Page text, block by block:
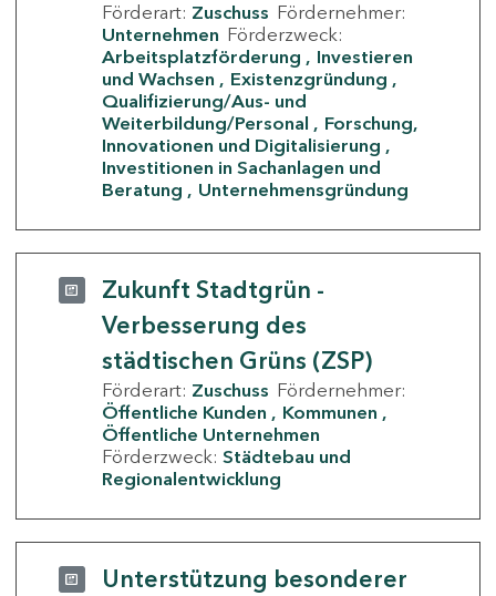
Förderart: Zuschuss Fördernehmer:
Unternehmen Förderzweck:
Arbeitsplatzförderung
Investieren
und Wachsen
Existenzgründung
Qualifizierung/Aus- und
Weiterbildung/Personal
Forschung,
Innovationen und Digitalisierung
Investitionen in Sachanlagen und
Beratung
Unternehmensgründung
Zukunft Stadtgrün -
Verbesserung des
städtischen Grüns (ZSP)
Förderart: Zuschuss Fördernehmer:
Öffentliche Kunden
Kommunen
Öffentliche Unternehmen
Förderzweck: Städtebau und
Regionalentwicklung
Unterstützung besonderer